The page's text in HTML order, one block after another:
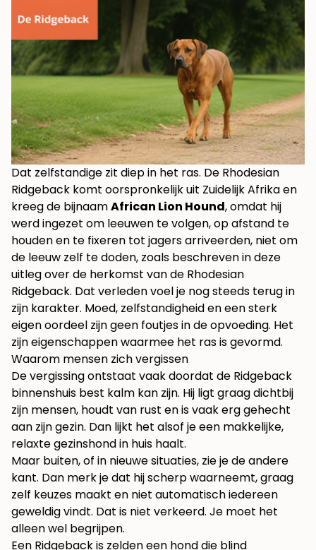
Dat zelfstandige zit diep in het ras. De Rhodesian
Ridgeback komt oorspronkelijk uit Zuidelijk Afrika en
kreeg de bijnaamAfrican Lion Hound, omdat hij
werd ingezet om leeuwen te volgen, op afstand te
houden en te fixeren tot jagers arriveerden, niet om
de leeuw zelf te doden, zoals beschreven in deze
uitleg over de herkomst van de Rhodesian
Ridgeback. Dat verleden voel je nog steeds terug in
zijn karakter. Moed, zelfstandigheid en een sterk
eigen oordeel zijn geen foutjes in de opvoeding. Het
zijn eigenschappen waarmee het ras is gevormd.
Waarom mensen zich vergissen
De vergissing ontstaat vaak doordat de Ridgeback
binnenshuis best kalm kan zijn. Hij ligt graag dichtbij
zijn mensen, houdt van rust en is vaak erg gehecht
aan zijn gezin. Dan lijkt het alsof je een makkelijke,
relaxte gezinshond in huis haalt.
Maar buiten, of in nieuwe situaties, zie je de andere
kant. Dan merk je dat hij scherp waarneemt, graag
zelf keuzes maakt en niet automatisch iedereen
geweldig vindt. Dat is niet verkeerd. Je moet het
alleen wel begrijpen.
Een Ridgeback is zelden een hond die blind